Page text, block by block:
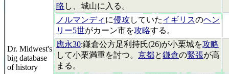
Dr. Midwest's
big database
of history
略 し、城山に入る。
ノルマンディ に侵攻していたイギリスのヘン
リー5世がカーン市を攻略する。
應永30:鎌倉公方足利持氏(26)が小栗城を攻略
して小栗満重を討つ。 京都と鎌倉の緊張が高
まる。